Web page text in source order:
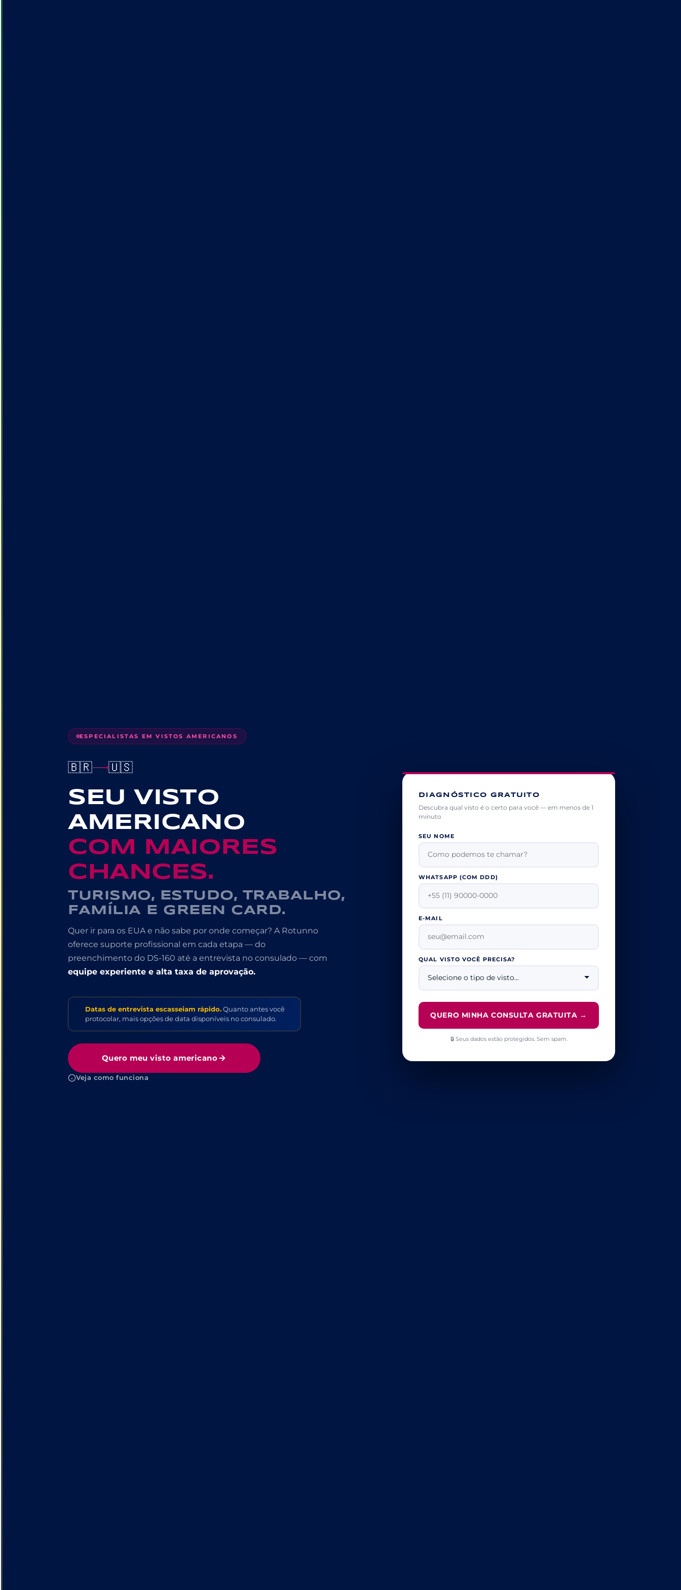
ESPECIALISTAS EM VISTOS AMERICANOS
🇧🇷 🇺🇸
SEU VISTO
AMERICANO
COM MAIORES
CHANCES.
TURISMO, ESTUDO, TRABALHO,
FAMÍLIA E GREEN CARD.
Quer ir para os EUA e não sabe por onde começar? A Rotunno
oferece suporte profissional em cada etapa — do
preenchimento do DS-160 até a entrevista no consulado — com
equipe experiente e alta taxa de aprovação.
⚡ Datas de entrevista escasseiam rápido.Quanto antes você
protocolar, mais opções de data disponíveis no consulado.
Quero meu visto americano
Veja como funciona
DIAGNÓSTICO GRATUITO
Descubra qual visto é o certo para você — em menos de 1
minuto
SEU NOME
WHATSAPP (COM DDD)
E-MAIL
QUAL VISTO VOCÊ PRECISA?
QUERO MINHA CONSULTA GRATUITA →
🔒 Seus dados estão protegidos. Sem spam.